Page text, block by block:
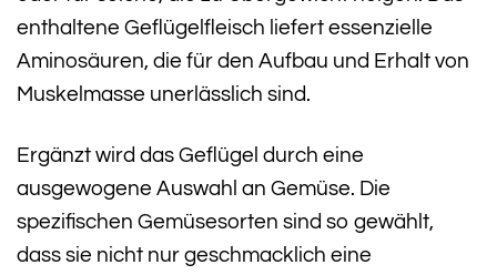
enthaltene Geflügelfleisch liefert essenzielle
Aminosäuren, die für den Aufbau und Erhalt von
Muskelmasse unerlässlich sind.
Ergänzt wird das Geflügel durch eine
ausgewogene Auswahl an Gemüse. Die
spezifischen Gemüsesorten sind so gewählt,
dass sie nicht nur geschmacklich eine